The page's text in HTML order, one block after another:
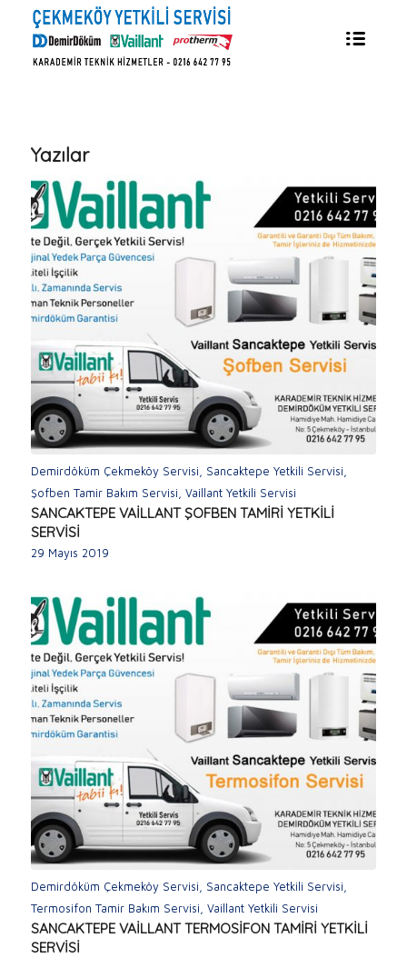
Yazılar
Demirdöküm Çekmeköy Servisi Sancaktepe Yetkili Servisi
Şofben Tamir Bakım Servisi Vaillant Yetkili Servisi
SANCAKTEPE VAİLLANT ŞOFBEN TAMİRİ YETKİLİ
SERVİSİ
29 Mayıs 2019
Demirdöküm Çekmeköy Servisi, Sancaktepe Yetkili Servisi,
Termosifon Tamir Bakım Servisi, Vaillant Yetkili Servisi
SANCAKTEPE VAİLLANT TERMOSİFON TAMİRİ YETKİLİ
SERVİSİ